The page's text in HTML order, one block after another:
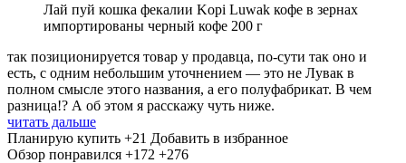
Лай пуй кошка фекалии Kopi Luwak кофе в зернах
импортированы черный кофе 200 г
так позиционируется товар у продавца, по-сути так оно и
есть, с одним небольшим уточнением — это не Лувак в
полном смысле этого названия, а его полуфабрикат. В чем
разница!? А об этом я расскажу чуть ниже.
читать дальше
Планирую купить +21 Добавить в избранное
Обзор понравился +172 +276